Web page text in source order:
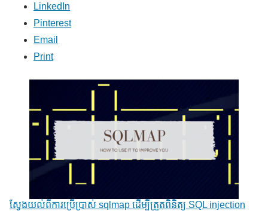
LinkedIn
Pinterest
Email
Print
ស្វែងយល់ពីការប្រើប្រាស់ sqlmap ដើម្បីត្រួតពិនិត្យ SQL injection